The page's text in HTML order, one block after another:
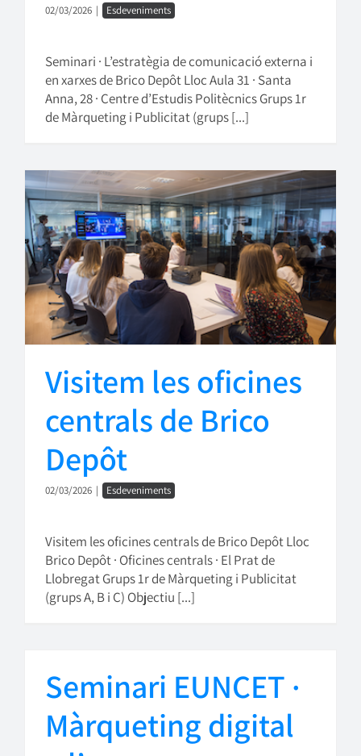
02/03/2026 | Esdeveniments
Seminari · L’estratègia de comunicació externa i
en xarxes de Brico Depôt Lloc Aula 31 · Santa
Anna, 28 · Centre d’Estudis Politècnics Grups 1r
de Màrqueting i Publicitat (grups [...]
Visitem les oficines
centrals de Brico
Depôt
02/03/2026 | Esdeveniments
Visitem les oficines centrals de Brico Depôt Lloc
Brico Depôt · Oficines centrals · El Prat de
Llobregat Grups 1r de Màrqueting i Publicitat
(grups A, B i C) Objectiu [...]
Seminari EUNCET ·
Màrqueting digital